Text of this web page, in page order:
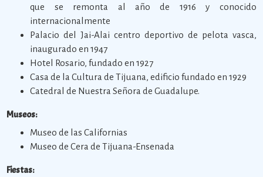
que se remonta al año de 1916 y conocido
internacionalmente
Palacio del Jai-Alai centro deportivo de pelota vasca,
inaugurado en 1947
Hotel Rosario, fundado en 1927
Casa de la Cultura de Tijuana, edificio fundado en 1929
Catedral de Nuestra Señora de Guadalupe.
Museos:
Museo de las Californias
Museo de Cera de Tijuana-Ensenada
Fiestas: